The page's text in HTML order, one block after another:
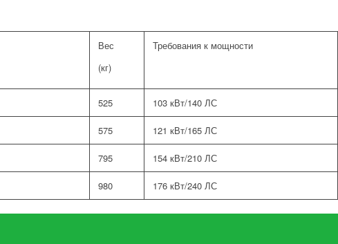
Вес
(кг)
Требования к мощности
525 103 кВт/140 ЛС
575 121 кВт/165 ЛС
795 154 кВт/210 ЛС
980 176 кВт/240 ЛС